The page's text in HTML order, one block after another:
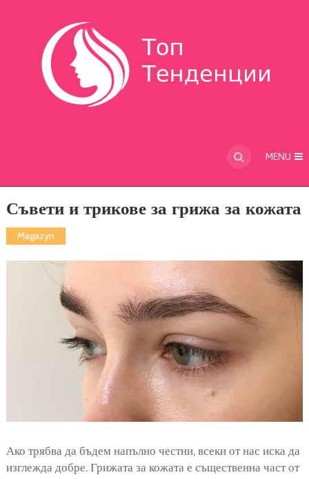
MENU
Съвети и трикове за грижа за кожата
Magazyn
Ако трябва да бъдем напълно честни, всеки от нас иска да
изглежда добре. Грижата за кожата е същественна част от